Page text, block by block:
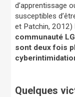
d’apprentissage
susceptibles
et Patchin, 2012)
communauté
sont deux fois
Quelques